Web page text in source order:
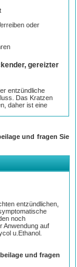
oder
gereizter
entzündliche
Das Kratzen
daher ist eine
das
Wirkstoff
werden –
eignet es sich
Hautstellen und
von
Juckreiz und die
jeden 2. bis 3.
ratiopharm ®
und fragen Sie
entzündlichen,
noch
Anwendung auf
u.Ethanol.
und fragen